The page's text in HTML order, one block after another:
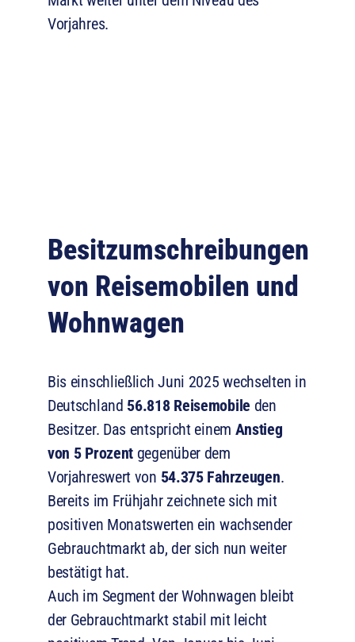
Vorjahres.
Besitzumschreibungen
von Reisemobilen und
Wohnwagen
Bis einschließlich Juni 2025 wechselten in
Deutschland 56.818 Reisemobile den
Besitzer. Das entspricht einem Anstieg
von 5 Prozent gegenüber dem
Vorjahreswert von 54.375 Fahrzeugen.
Bereits im Frühjahr zeichnete sich mit
positiven Monatswerten ein wachsender
Gebrauchtmarkt ab, der sich nun weiter
bestätigt hat.
Auch im Segment der Wohnwagen bleibt
der Gebrauchtmarkt stabil mit leicht